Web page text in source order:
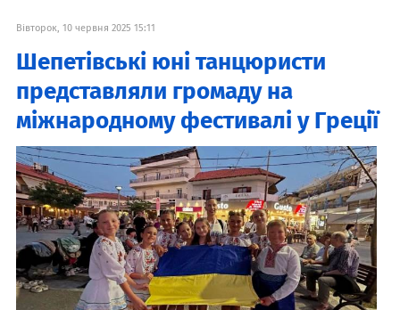
Вівторок, 10 червня 2025 15:11
Шепетівські юні танцюристи
представляли громаду на
міжнародному фестивалі у Греції